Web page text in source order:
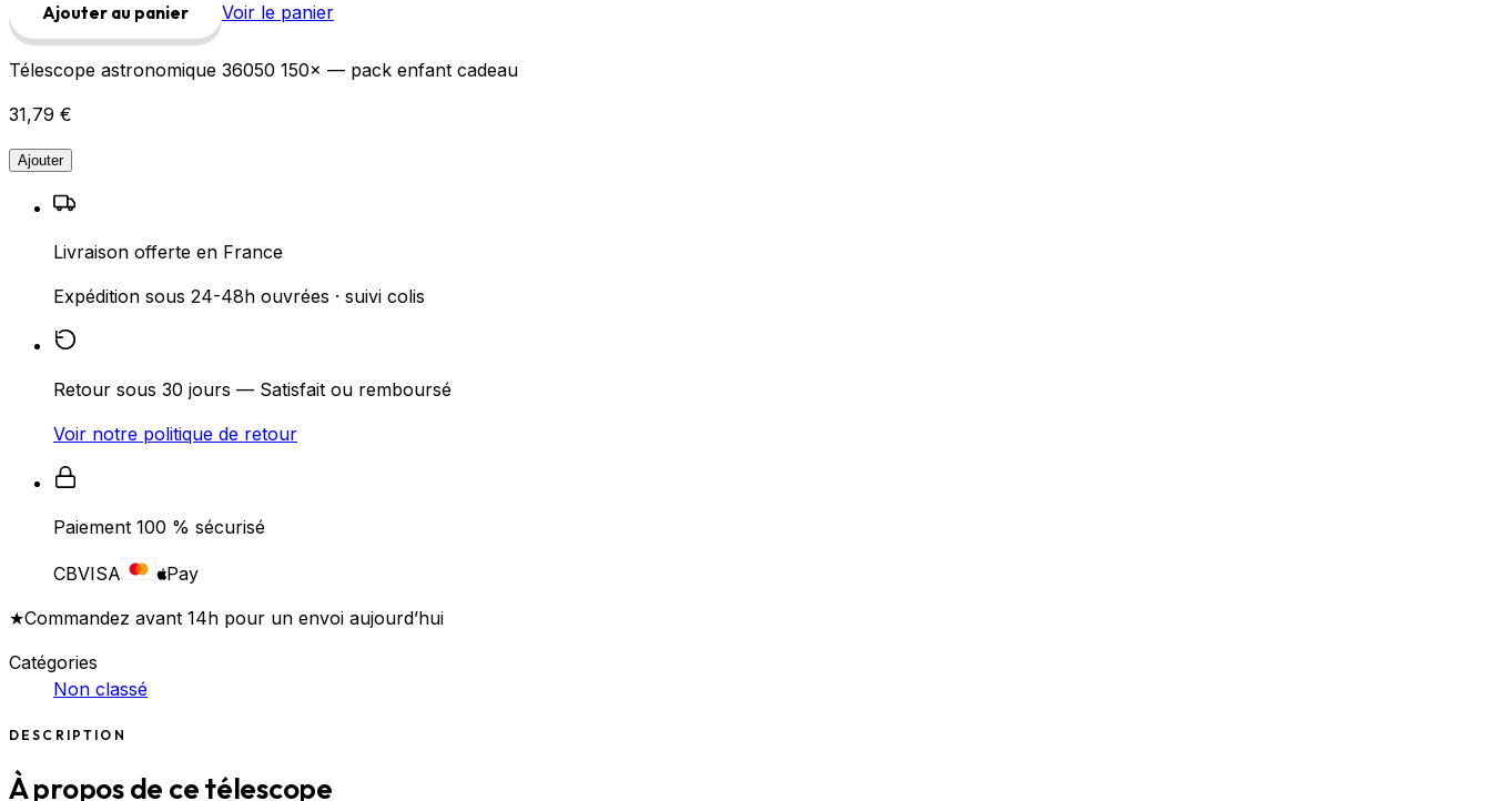
Ajouter au panier Voir le panier
Télescope astronomique 36050 150× — pack enfant cadeau
31,79 €
Ajouter
Livraison offerte en France
Expédition sous 24-48h ouvrées · suivi colis
Retour sous 30 jours — Satisfait ou remboursé
Voir notre politique de retour
Paiement 100 % sécurisé
CBVISA
Pay
★Commandez avant 14h pour un envoi aujourd’hui
Catégories
Non classé
DESCRIPTION
À propos de ce télescope